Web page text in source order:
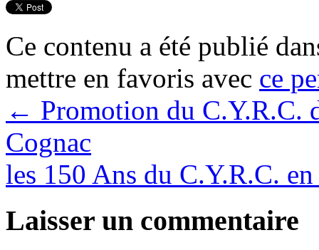
Ce contenu a été publié
mettre en favoris avec ce
← Promotion du C.Y.R.C.
Cognac
les 150 Ans du C.Y.R.C.
Laisser un commentaire